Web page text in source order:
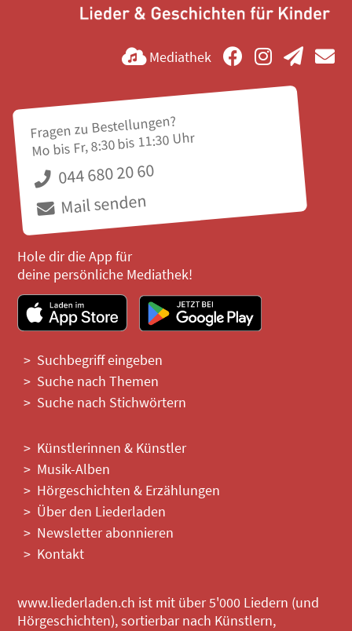
Mediathek
Fragen zu Bestellungen?
Mo bis Fr, 8:30 bis 11:30 Uhr
044 680 20 60
Mail senden
Hole dir die App für
deine persönliche Mediathek!
Suchbegriff eingeben
Suche nach Themen
Suche nach Stichwörtern
Künstlerinnen & Künstler
Musik-Alben
Hörgeschichten & Erzählungen
Über den Liederladen
Newsletter abonnieren
Kontakt
www.liederladen.ch ist mit über 5'000 Liedern (und
Hörgeschichten), sortierbar nach Künstlern,